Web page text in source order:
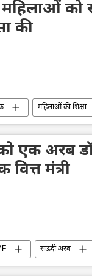
महिलाओं
की
महिलाओं की शिक्षा
एक अरब
मंत्री
सऊदी अरब